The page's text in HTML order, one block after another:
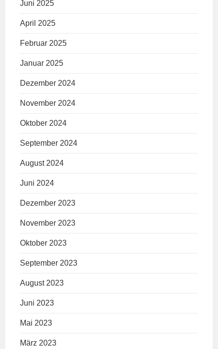
Juni 2025
April 2025
Februar 2025
Januar 2025
Dezember 2024
November 2024
Oktober 2024
September 2024
August 2024
Juni 2024
Dezember 2023
November 2023
Oktober 2023
September 2023
August 2023
Juni 2023
Mai 2023
März 2023